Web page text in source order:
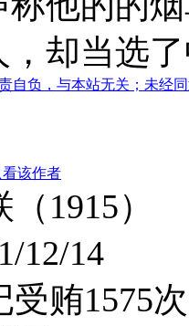
却当选
自负，与本站无关；未经
看该作者
1915）
12/14
贿1575次